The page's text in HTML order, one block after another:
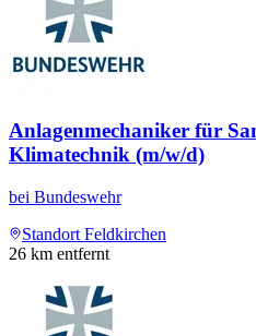
Anlagenmechaniker für
Klimatechnik (m/w/d)
bei Bundeswehr
Standort Feldkirchen
26 km entfernt